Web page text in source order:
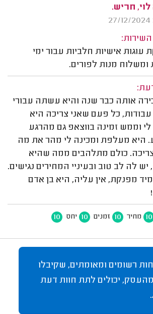
חריש.
השירות:
עוגות אישיות חלביות עבור ימי
ומשלוח מנות לפורים.
אותה כבר שנה והיא עשתה עבורי
כל פעם שאני צריכה היא
לי וממש זמינה בווצאפ גם מהרגע
היא מעלפת ומכינה לי מהר את מה
כולם מתלהבים ממה שהיא
יש לה לב טוב ובעיניי המחירים נגישים.
מפנקת, אין עליה, היא בן אדם
10 מחיר 10 זמנים 10 יחס 10
רשומים ומאומתים, שקיבלו
יכולים לתת חוות דעת